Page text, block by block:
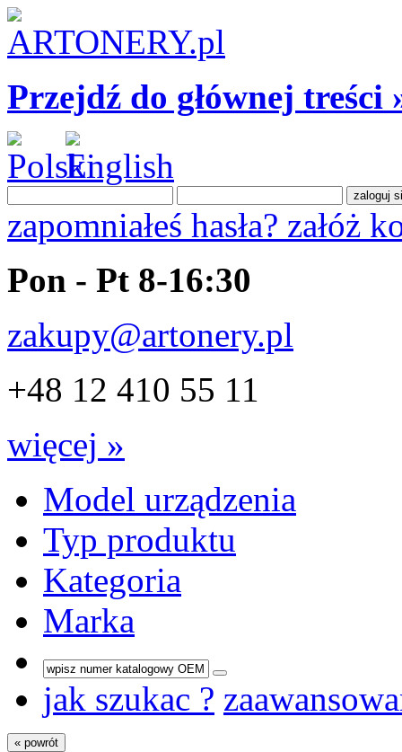
Przejdź do głównej treści
zapomniałeś hasła? załóż
Pon - Pt 8-16:30
zakupy@artonery.pl
+48 12 410 55 11
więcej »
Model urządzenia
Typ produktu
Kategoria
Marka
jak szukac ?
« powrót